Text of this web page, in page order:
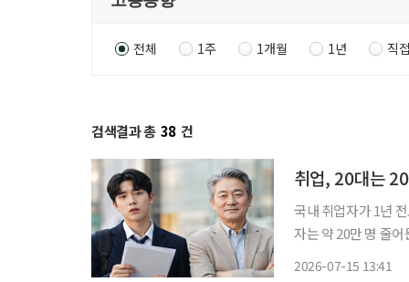
전체 1주 1개월 1년 직
검색결과 총 38 건
취업, 20대는
국내 취업자가 1년
자는 약 20만 명 줄
2026-07-15 13:41